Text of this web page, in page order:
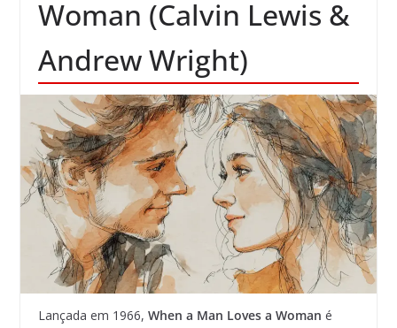
Woman (Calvin Lewis &
Andrew Wright)
Lançada em 1966, When a Man Loves a Woman é